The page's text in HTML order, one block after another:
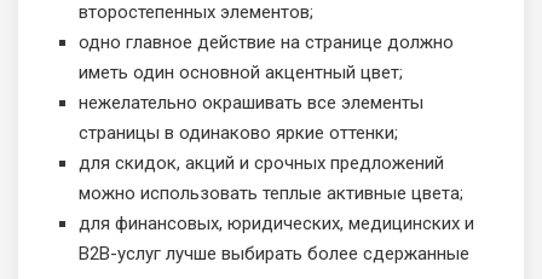
второстепенных элементов;
одно главное действие на странице должно
иметь один основной акцентный цвет;
нежелательно окрашивать все элементы
страницы в одинаково яркие оттенки;
для скидок, акций и срочных предложений
можно использовать теплые активные цвета;
для финансовых, юридических, медицинских и
B2B-услуг лучше выбирать более сдержанные